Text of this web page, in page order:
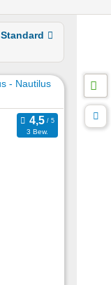
Standard
3 Bew.